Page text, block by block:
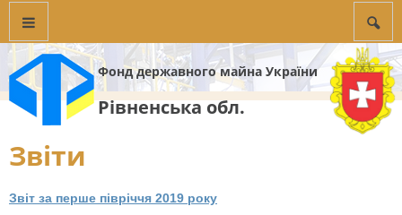
Фонд державного майна України
Рівненська обл.
Звіти
Звіт за перше півріччя 2019 року